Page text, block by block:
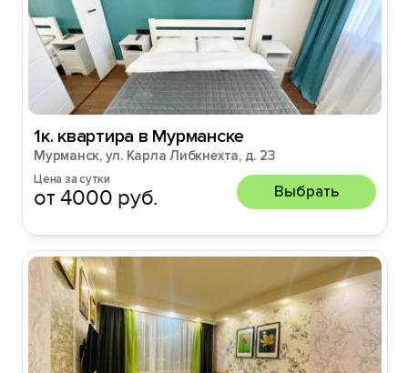
1к. квартира в Мурманске
Мурманск, ул. Карла Либкнехта, д. 23
Цена за сутки
от 4000 руб. Выбрать